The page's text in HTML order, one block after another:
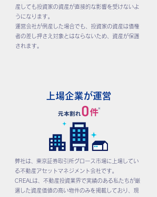
産しても投資家の資産が直接的な影響を受けないよ
うになります。
運営会社が倒産した場合でも、投資家の資産は債権
者の差し押さえ対象とはならないため、資産が保護
されます。
上場企業が運営
弊社は、東京証券取引所グロース市場に上場してい
る不動産アセットマネジメント会社です。
CREALは、不動産投資業界で実績のある私たちが厳
選した資産価値の高い物件のみを掲載しており、現